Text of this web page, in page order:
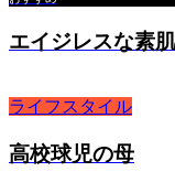
エイジレスな素
ライフスタイル
高校球児の母